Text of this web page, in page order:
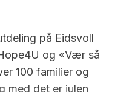
på Eidsvoll
og «Vær så
100 familier og
med det er julen